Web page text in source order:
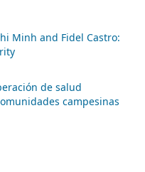
Minh and Fidel Castro:
de salud
campesinas